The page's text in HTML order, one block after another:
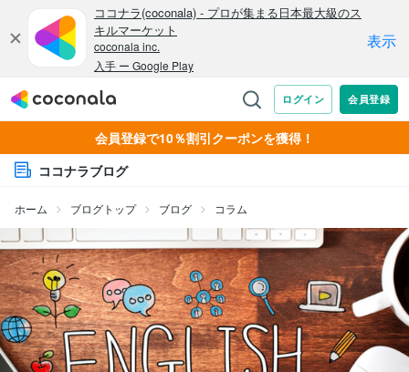
会員登録で10％割引クーポンを獲得！
ココナラブログ
ホーム ブログトップ ブログ コラム